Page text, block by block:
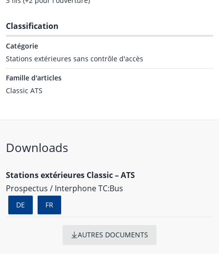
Classification
Catégorie
Stations extérieures sans contrôle d'accès
Famille d'articles
Classic ATS
Downloads
Stations extérieures Classic – ATS
Prospectus / Interphone TC:Bus
DE FR
AUTRES DOCUMENTS